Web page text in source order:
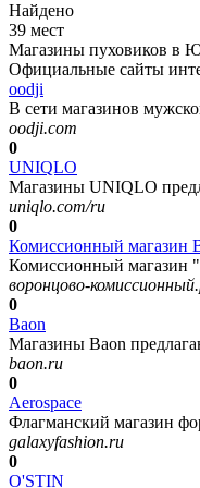
Найдено
39 мест
Магазины пуховиков в
Официальные сайты
oodji
В сети магазинов
oodji.com
0
UNIQLO
Магазины UNIQLO
uniqlo.com/ru
0
Комиссионный магазин
Комиссионный магазин
воронцово-
0
Baon
Магазины Baon
baon.ru
0
Aerospace
Флагманский магазин
galaxyfashion.ru
0
O'STIN